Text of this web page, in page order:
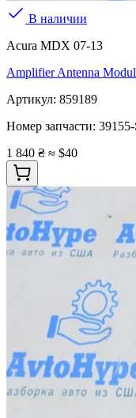
В наличии
Acura MDX 07-13
Amplifier Antenna
Артикул: 859189
Номер запчасти:
1 840 ₴ ≈ $40